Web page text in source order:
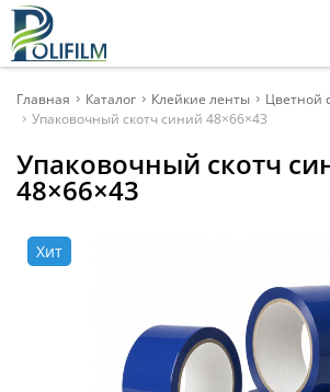
Телефоны
Офис
Отдел продаж
+375 (29) 625-32-15
Главная Каталог Клейкие ленты Цветной
Упаковочный скотч синий 48×66×43
Упаковочный скотч
48×66×43
Хит